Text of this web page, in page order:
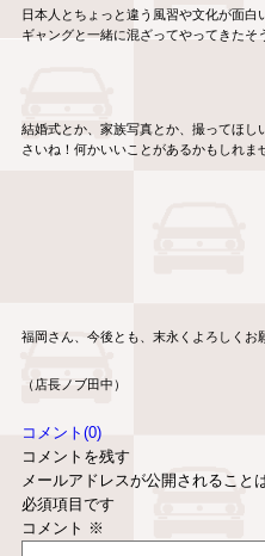
日本人とちょっと違う風習や文化が面
ギャングと一緒に混ざってやってきたそ
結婚式とか、家族写真とか、撮ってほ
さいね！何かいいことがあるかもしれま
福岡さん、今後とも、末永くよろしくお
（店長ノブ田中）
コメント(0)
コメントを残す
メールアドレスが公開されること
必須項目です
コメント ※